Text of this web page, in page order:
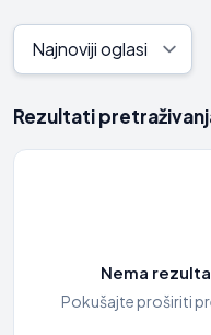
Rezultati
Nema
Pokušajte proširiti